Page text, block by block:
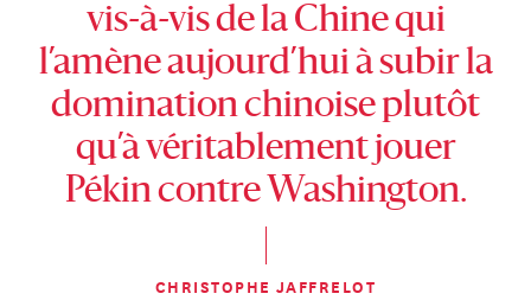
vis-à-vis de la Chine qui
l’amène aujourd’hui à subir la
domination chinoise plutôt
qu’à véritablement jouer
Pékin contre Washington.
CHRISTOPHE JAFFRELOT